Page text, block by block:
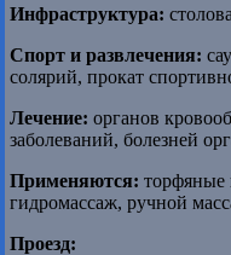
Инфраструктура:
Спорт и развлечения:
солярий, прокат
Лечение: органов
заболеваний, болезней
Применяются: торфяные
гидромассаж, ручной
Проезд: